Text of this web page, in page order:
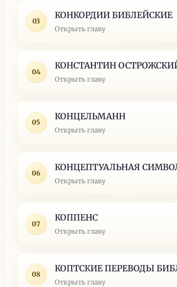
03
КОНКОРДИИ БИБЛЕЙСКИЕ
Открыть главу
04
КОНСТАНТИН
Открыть главу
05
КОНЦЕЛЬМАНН
Открыть главу
06
КОНЦЕПТУАЛЬНАЯ
Открыть главу
07
КОППЕНС
Открыть главу
08
КОПТСКИЕ ПЕРЕВОДЫ
Открыть главу